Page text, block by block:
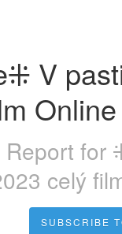
V
for
celý
SUBSCRIBE